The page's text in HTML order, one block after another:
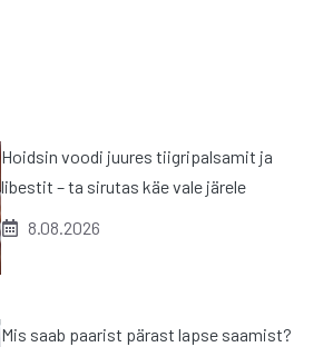
Hoidsin voodi juures tiigripalsamit ja
libestit – ta sirutas käe vale järele
8.08.2026
Mis saab paarist pärast lapse saamist?